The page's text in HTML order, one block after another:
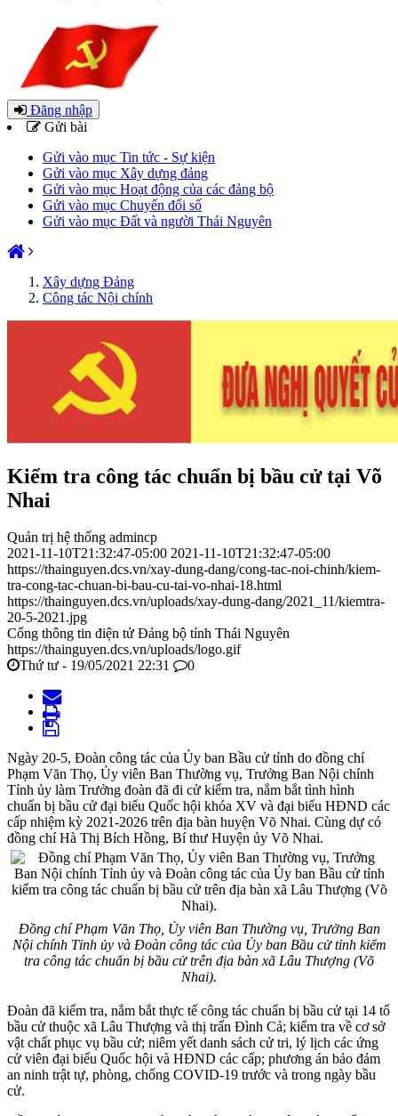
Đăng nhập
Gửi bài
Gửi vào mục Tin tức - Sự kiện
Gửi vào mục Xây dựng đảng
Gửi vào mục Hoạt động của các đảng bộ
Gửi vào mục Chuyển đổi số
Gửi vào mục Đất và người Thái Nguyên
Xây dựng Đảng
Công tác Nội chính
Kiểm tra công tác chuẩn bị bầu cử tại Võ
Nhai
Quản trị hệ thống admincp
2021-11-10T21:32:47-05:00 2021-11-10T21:32:47-05:00
https://thainguyen.dcs.vn/xay-dung-dang/cong-tac-noi-chinh/kiem-
tra-cong-tac-chuan-bi-bau-cu-tai-vo-nhai-18.html
https://thainguyen.dcs.vn/uploads/xay-dung-dang/2021_11/kiemtra-
20-5-2021.jpg
Cổng thông tin điện tử Đảng bộ tỉnh Thái Nguyên
https://thainguyen.dcs.vn/uploads/logo.gif
Thứ tư - 19/05/2021 22:31
0
Ngày 20-5, Đoàn công tác của Ủy ban Bầu cử tỉnh do đồng chí
Phạm Văn Thọ, Ủy viên Ban Thường vụ, Trưởng Ban Nội chính
Tỉnh ủy làm Trưởng đoàn đã đi cử kiểm tra, nắm bắt tình hình
chuẩn bị bầu cử đại biểu Quốc hội khóa XV và đại biểu HĐND các
cấp nhiệm kỳ 2021-2026 trên địa bàn huyện Võ Nhai. Cùng dự có
đồng chí Hà Thị Bích Hồng, Bí thư Huyện ủy Võ Nhai.
Đồng chí Phạm Văn Thọ, Ủy viên Ban Thường vụ, Trưởng Ban
Nội chính Tỉnh ủy và Đoàn công tác của Ủy ban Bầu cử tỉnh kiểm
tra công tác chuẩn bị bầu cử trên địa bàn xã Lâu Thượng (Võ
Nhai).
Đoàn đã kiểm tra, nắm bắt thực tế công tác chuẩn bị bầu cử tại 14 tổ
bầu cử thuộc xã Lâu Thượng và thị trấn Đình Cả; kiểm tra về cơ sở
vật chất phục vụ bầu cử; niêm yết danh sách cử tri, lý lịch các ứng
cử viên đại biểu Quốc hội và HĐND các cấp; phương án bảo đảm
an ninh trật tự, phòng, chống COVID-19 trước và trong ngày bầu
cử.